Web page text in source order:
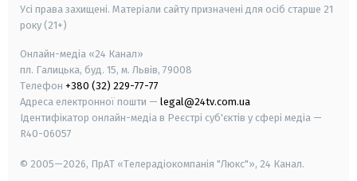
Усі права захищені. Матеріали сайту призначені для осіб старше 21
року (21+)
Онлайн-медіа «24 Канал»
пл. Галицька, буд. 15, м. Львів, 79008
Телефон +380 (32) 229-77-77
Адреса електронної пошти — legal@24tv.com.ua
Ідентифікатор онлайн-медіа в Реєстрі суб'єктів у сфері медіа —
R40-06057
© 2005—2026, ПрАТ «Телерадіокомпанія "Люкс"», 24 Канал.